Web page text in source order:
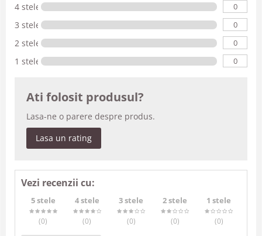
4 stele 0
3 stele 0
2 stele 0
1 stele 0
Ati folosit produsul?
Lasa-ne o parere despre produs.
Lasa un rating
Vezi recenzii cu:
5 stele
(0)
4 stele
(0)
3 stele
(0)
2 stele
(0)
1 stele
(0)